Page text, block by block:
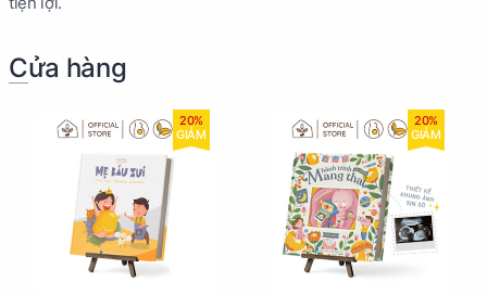
Cửa hàng
20%
GIẢM
20%
GIẢM